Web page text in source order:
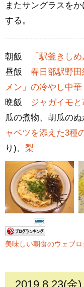
またサングラスを
する。
朝飯
「駅釜きし
昼飯 春日部駅野
メン」の冷やし中華
晩飯
ジャガイモ
瓜の煮物、胡瓜のぬ
ャベツを添えた3種
り)、 梨
美味しい朝食のウェブロ
2019.8.23(金)